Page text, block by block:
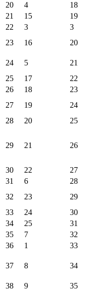
20
4 18
21
15 19
22
3 3
23
16 20
24 5 21
25
17 22
26
18 23
27
19 24
28
20 25
29 21 26
30 22 27
31
6 28
32
23 29
33
24 30
34
25 31
35
7 32
36
1 33
37 8 34
38 9 35